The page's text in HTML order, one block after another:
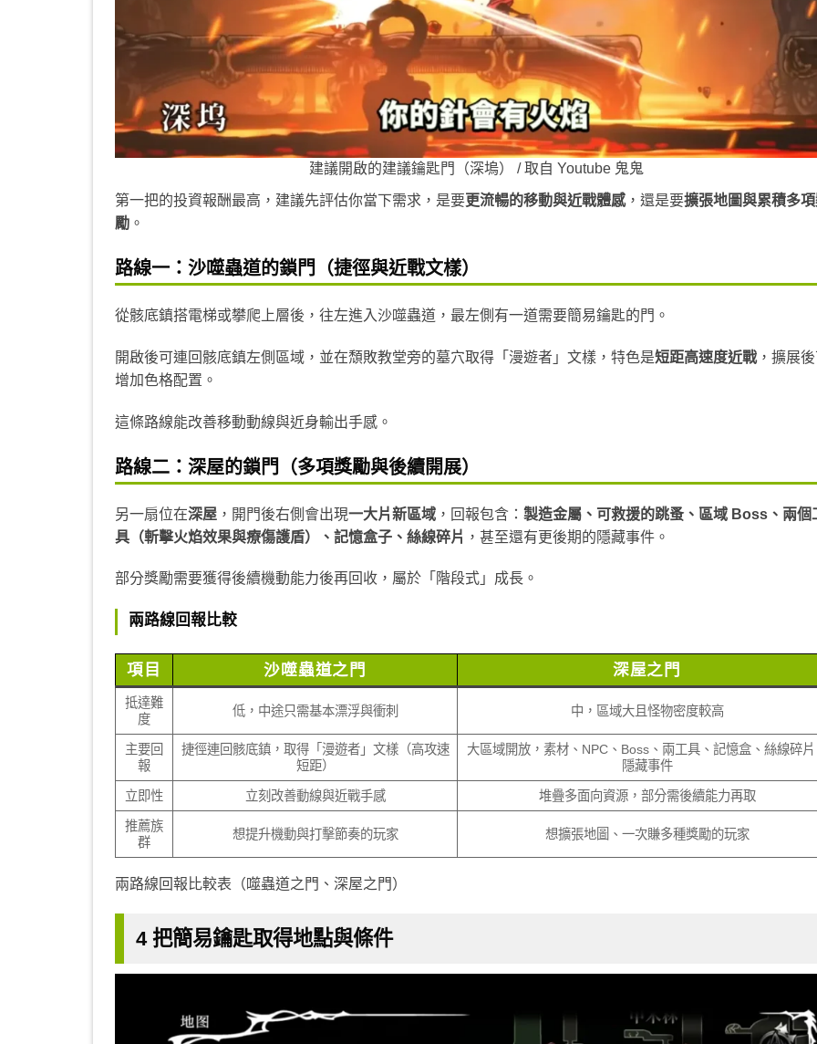
建議開啟的建議鑰匙門（深塢） / 取自 Youtube 鬼鬼
第一把的投資報酬最高，建議先評估你當下需求，是要更流暢的移動與近戰體感，還是要擴張地圖與累積多
勵 。
路線一：沙噬蟲道的鎖門（捷徑與近戰文樣）
從骸底鎮搭電梯或攀爬上層後，往左進入沙噬蟲道，最左側有一道需要簡易鑰匙的門。
開啟後可連回骸底鎮左側區域，並在頹敗教堂旁的墓穴取得「漫遊者」文樣，特色是短距高速度近戰，擴展
增加色格配置。
這條路線能改善移動動線與近身輸出手感。
路線二：深屋的鎖門（多項獎勵與後續開展）
另一扇位在深屋 ，開門後右側會出現一大片新區域 ，回報包含： 製造金屬、可救援的跳蚤、區域 Boss、兩個
具（斬擊火焰效果與療傷護盾）、記憶盒子、絲線碎片 ，甚至還有更後期的隱藏事件。
部分獎勵需要獲得後續機動能力後再回收，屬於「階段式」成長。
兩路線回報比較
項目 沙噬蟲道之門 深屋之門
抵達難
度
低，中途只需基本漂浮與衝刺 中，區域大且怪物密度較高
主要回
報
捷徑連回骸底鎮，取得「漫遊者」文樣（高攻速
短距）
大區域開放，素材、NPC、Boss、兩工具、記憶盒、絲線碎
隱藏事件
立即性 立刻改善動線與近戰手感 堆疊多面向資源，部分需後續能力再取
推薦族
群
想提升機動與打擊節奏的玩家 想擴張地圖、一次賺多種獎勵的玩家
兩路線回報比較表（噬蟲道之門、深屋之門）
4 把簡易鑰匙取得地點與條件